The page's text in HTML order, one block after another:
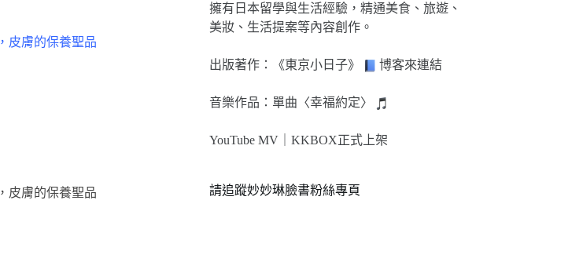
擁有日本留學與生活經驗，精通美食、旅遊、
美妝、生活提案等內容創作。
出版著作：《東京小日子》 博客來連結
音樂作品：單曲〈幸福約定〉
YouTube MV｜KKBOX正式上架
請追蹤妙妙琳臉書粉絲專頁